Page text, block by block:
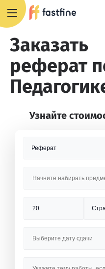
Заказать
реферат
Узнайте